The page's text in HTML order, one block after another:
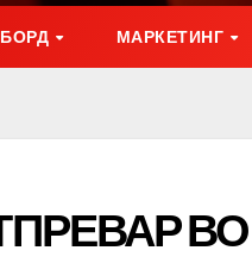
МАРКЕТИНГ